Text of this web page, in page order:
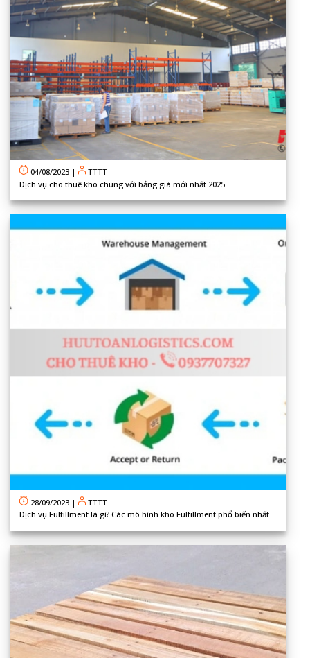
04/08/2023 |
TTTT
Dịch vụ cho thuê kho chung với bảng giá mới nhất 2025
28/09/2023 |
TTTT
Dịch vụ Fulfillment là gì? Các mô hình kho Fulfillment phổ biến nhất